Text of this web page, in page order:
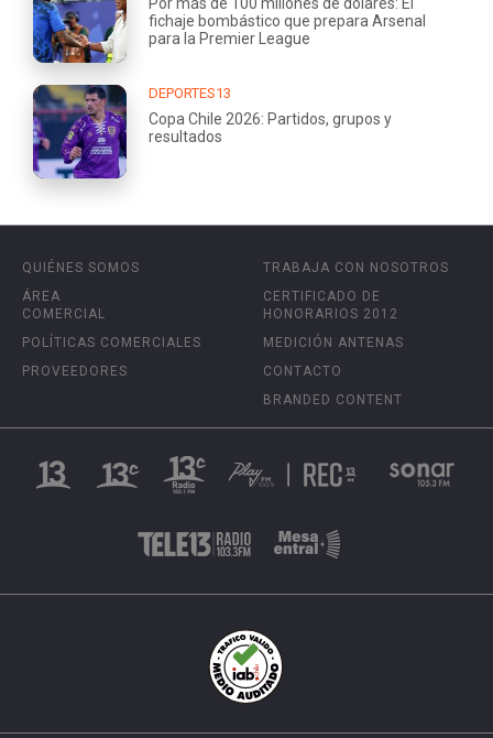
fichaje bombástico que prepara Arsenal
para la Premier League
DEPORTES13
Copa Chile 2026: Partidos, grupos y
resultados
QUIÉNES SOMOS
ÁREA
COMERCIAL
POLÍTICAS COMERCIALES
PROVEEDORES
TRABAJA CON NOSOTROS
CERTIFICADO DE
HONORARIOS 2012
MEDICIÓN ANTENAS
CONTACTO
BRANDED CONTENT